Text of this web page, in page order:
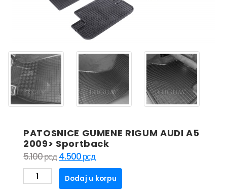
PATOSNICE GUMENE RIGUM AUDI A5
2009> Sportback
5.100рсд Originalna
cena
4.500рсдTrenutna
cena
je:
PATOSNICE
GUMENE
Dodaj u korpu